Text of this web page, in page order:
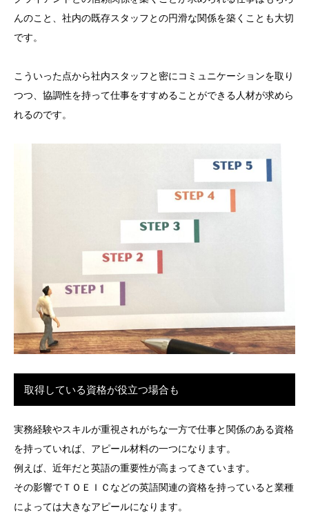
んのこと、社内の既存スタッフとの円滑な関係を築くことも大切
です。
こういった点から社内スタッフと密にコミュニケーションを取り
つつ、協調性を持って仕事をすすめることができる人材が求めら
れるのです。
取得している資格が役立つ場合も
実務経験やスキルが重視されがちな一方で仕事と関係のある資格
を持っていれば、アピール材料の一つになります。
例えば、近年だと英語の重要性が高まってきています。
その影響でＴＯＥＩＣなどの英語関連の資格を持っていると業種
によっては大きなアピールになります。